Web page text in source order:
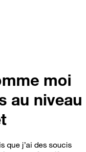
moi
au niveau
que j’ai des soucis